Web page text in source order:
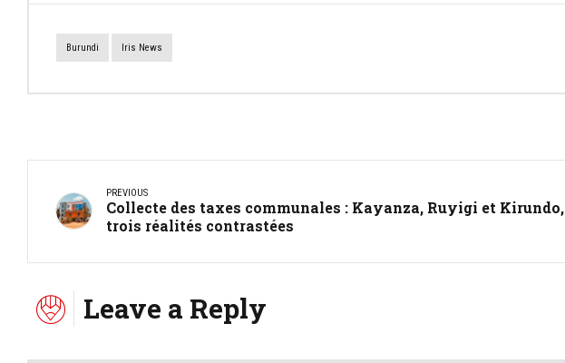
Burundi Iris News
PREVIOUS
Collecte des taxes communales : Kayanza, Ruyigi et Kirundo,
trois réalités contrastées
Leave a Reply